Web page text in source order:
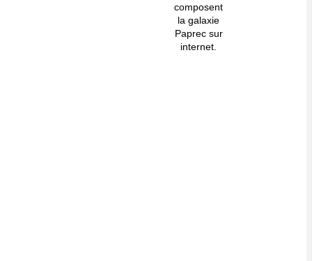
composent
la galaxie
Paprec sur
internet.